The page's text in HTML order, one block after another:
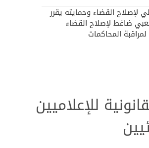
لإصلاح القضاء وحمايته يقرر
ضاغط لإصلاح القضاء
المحاكمات
للإعلاميين